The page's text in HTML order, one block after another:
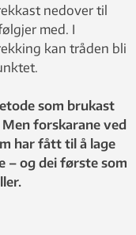
nedover til
med. I
kan tråden bli
som brukast
forskarane ved
har fått til å lage
– og dei første som